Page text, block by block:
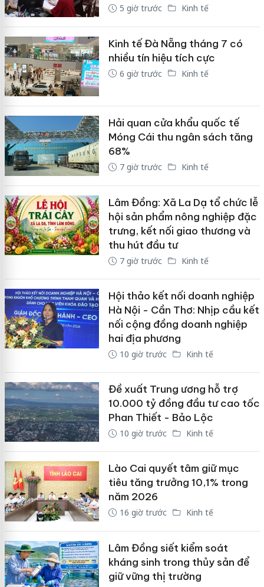
5 giờ trước Kinh tế
Kinh tế Đà Nẵng tháng 7 có
nhiều tín hiệu tích cực
6 giờ trước Kinh tế
Hải quan cửa khẩu quốc tế
Móng Cái thu ngân sách tăng
68%
7 giờ trước Kinh tế
Lâm Đồng: Xã La Dạ tổ chức lễ
hội sản phẩm nông nghiệp đặc
trưng, kết nối giao thương và
thu hút đầu tư
7 giờ trước Kinh tế
Hội thảo kết nối doanh nghiệp
Hà Nội - Cần Thơ: Nhịp cầu kết
nối cộng đồng doanh nghiệp
hai địa phương
10 giờ trước Kinh tế
Đề xuất Trung ương hỗ trợ
10.000 tỷ đồng đầu tư cao tốc
Phan Thiết - Bảo Lộc
10 giờ trước Kinh tế
Lào Cai quyết tâm giữ mục
tiêu tăng trưởng 10,1% trong
năm 2026
16 giờ trước Kinh tế
Lâm Đồng siết kiểm soát
kháng sinh trong thủy sản để
giữ vững thị trường